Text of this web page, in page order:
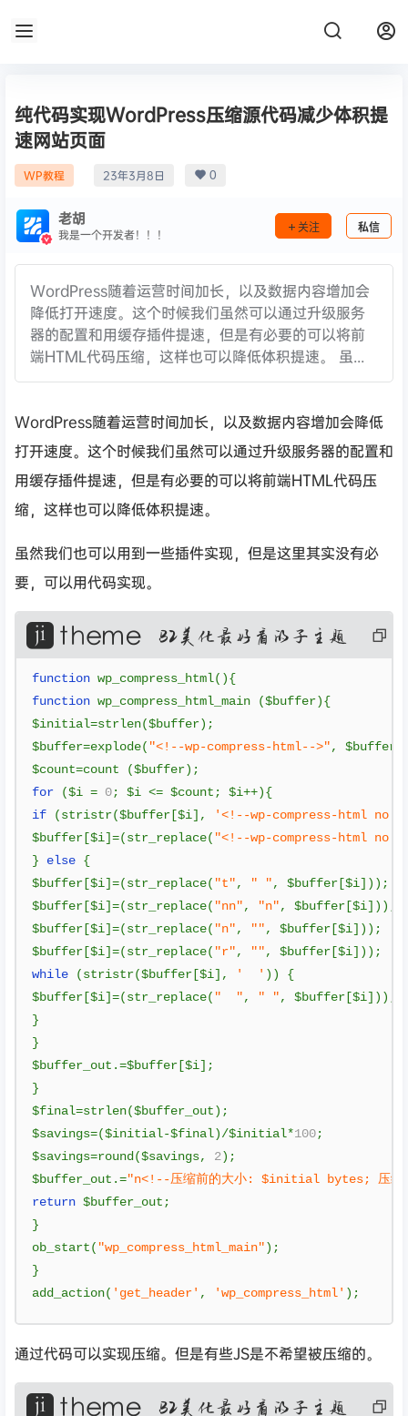
纯代码实现WordPress压缩源代码减少体积提
速网站页面
WP教程 23年3月8日 0
老胡
我是一个开发者！！！ 关注 私信
WordPress随着运营时间加长，以及数据内容增加会
降低打开速度。这个时候我们虽然可以通过升级服务
器的配置和用缓存插件提速，但是有必要的可以将前
端HTML代码压缩，这样也可以降低体积提速。 虽...
WordPress随着运营时间加长，以及数据内容增加会降低
打开速度。这个时候我们虽然可以通过升级服务器的配置和
用缓存插件提速，但是有必要的可以将前端HTML代码压
缩，这样也可以降低体积提速。
虽然我们也可以用到一些插件实现，但是这里其实没有必
要，可以用代码实现。
码
function wp_compress_html(){
function wp_compress_html_main ($buffer){
$initial=strlen($buffer);
$buffer=explode( "<!--wp-compress-html-->", $buffer
$count=count ($buffer);
for
($i = 0; $i <= $count ; $i++){
if
(stristr($buffer[$i],
'<!--wp-compress-html no
$buffer[$i]=(str_replace( "<!--wp-compress-html no
}
else {
$buffer[$i]=(str_replace( "t", " ", $buffer[$i]));
$buffer[$i]=(str_replace( "nn", "n", $buffer[$i]));
$buffer[$i]=(str_replace( "n", "", $buffer[$i]));
$buffer[$i]=(str_replace( "r", "", $buffer[$i]));
while
(stristr($buffer[$i], '  ' ))
{
$buffer[$i]=(str_replace( "  ", " ", $buffer[$i]));
}
}
$buffer_out .=$buffer[$i];
}
$final=strlen($buffer_out);
$savings=($initial-$final)/$initial*100;
$savings=round ($savings, 2);
$buffer_out .="n<!--压缩前的大小: $initial bytes; 压缩
return $buffer_out ;
}
ob_start( "wp_compress_html_main");
}
add_action( 'get_header' , 'wp_compress_html' );
通过代码可以实现压缩。但是有些JS是不希望被压缩的。